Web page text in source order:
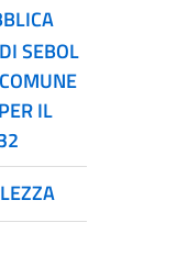
SEBOL
IL